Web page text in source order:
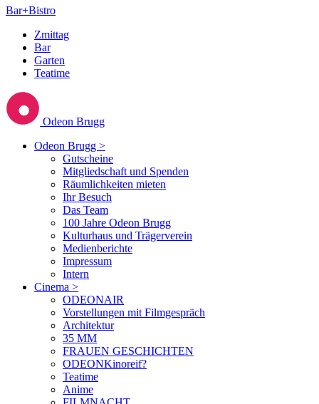
Bar+Bistro
Zmittag
Bar
Garten
Teatime
Odeon Brugg
Odeon Brugg >
Gutscheine
Mitgliedschaft und Spenden
Räumlichkeiten mieten
Ihr Besuch
Das Team
100 Jahre Odeon Brugg
Kulturhaus und Trägerverein
Medienberichte
Impressum
Intern
Cinema >
ODEONAIR
Vorstellungen mit Filmgespräch
Architektur
35 MM
FRAUEN GESCHICHTEN
ODEONKinoreif?
Teatime
Anime